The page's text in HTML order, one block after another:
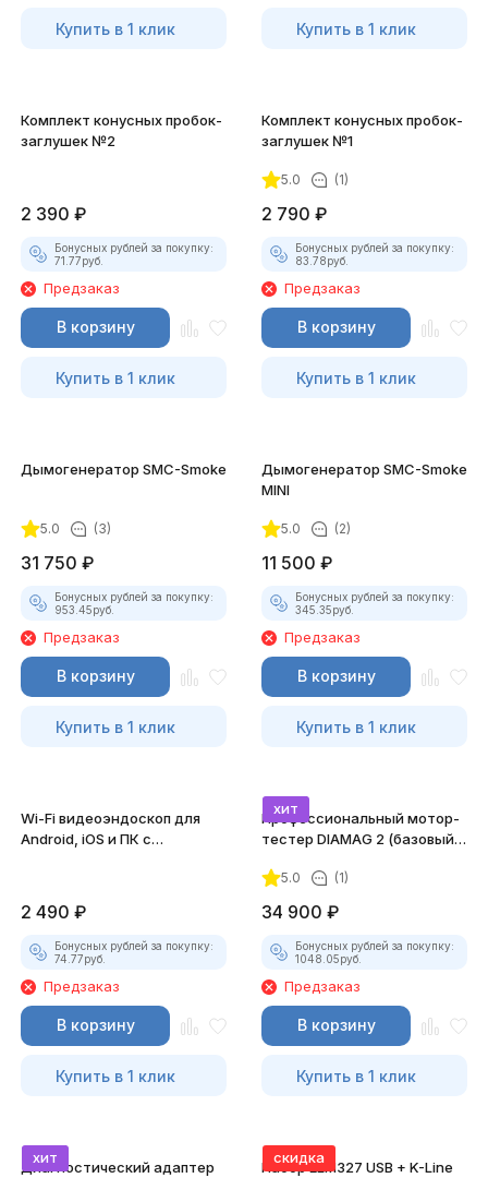
Купить в 1 клик Купить в 1 клик
Комплект конусных пробок-
заглушек №2
2 390 ₽
Бонусных рублей за покупку:
71.77руб.
Предзаказ
В корзину
Купить в 1 клик
Комплект конусных пробок-
заглушек №1
5.0 (1)
2 790 ₽
Бонусных рублей за покупку:
83.78руб.
Предзаказ
В корзину
Купить в 1 клик
Дымогенератор SMC-Smoke
5.0 (3)
31 750 ₽
Бонусных рублей за покупку:
953.45руб.
Предзаказ
В корзину
Купить в 1 клик
Дымогенератор SMC-Smoke
MINI
5.0 (2)
11 500 ₽
Бонусных рублей за покупку:
345.35руб.
Предзаказ
В корзину
Купить в 1 клик
Wi-Fi видеоэндоскоп для
Android, iOS и ПК с
2 490 ₽
Бонусных рублей за покупку:
74.77руб.
Предзаказ
В корзину
Купить в 1 клик
хит
Профессиональный мотор-
тестер DIAMAG 2 (базовый
5.0 (1)
34 900 ₽
Бонусных рублей за покупку:
1048.05руб.
Предзаказ
В корзину
Купить в 1 клик
хит
Диагностический адаптер
скидка
Набор ELM327 USB + K-Line